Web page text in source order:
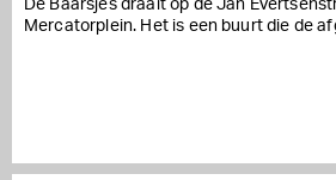
De Baarsjes draait op de Jan
Mercatorplein. Het is een buurt die de